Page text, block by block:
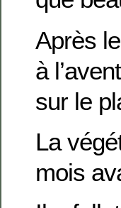
Après
à
sur le
La
mois